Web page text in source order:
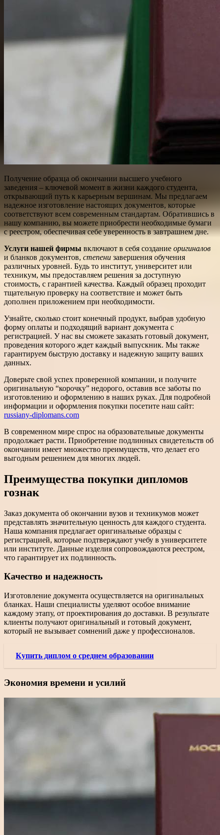
Получение образца об окончании высшего учебного
заведения – ключевой момент в жизни каждого студента,
открывающий путь к карьерным вершинам. Мы предлагаем
надежное изготовление настоящих документов, которые
соответствуют всем современным стандартам. Обратившись в
нашу компанию, вы можете приобрести необходимые бумаги
с реестром, обеспечивая себе уверенность в завтрашнем дне.
Услуги нашей фирмы включают в себя создание оригиналов
и бланков документов, степени завершения обучения
различных уровней. Будь то институт, университет или
техникум, мы предоставляем решения за доступную
стоимость, с гарантией качества. Каждый образец проходит
тщательную проверку на соответствие и может быть
дополнен приложением при необходимости.
Узнайте, сколько стоит конечный продукт, выбрав удобную
форму оплаты и подходящий вариант документа с
регистрацией. У нас вы сможете заказать готовый документ,
проведения которого ждет каждый выпускник. Мы также
гарантируем быструю доставку и надежную защиту ваших
данных.
Доверьте свой успех проверенной компании, и получите
оригинальную “корочку” недорого, оставив все заботы по
изготовлению и оформлению в наших руках. Для подробной
информации и оформления покупки посетите наш сайт:
russiany-diplomans.com
В современном мире спрос на образовательные документы
продолжает расти. Приобретение подлинных свидетельств об
окончании имеет множество преимуществ, что делает его
выгодным решением для многих людей.
Преимущества покупки дипломов
гознак
Заказ документа об окончании вузов и техникумов может
представлять значительную ценность для каждого студента.
Наша компания предлагает оригинальные образцы с
регистрацией, которые подтверждают учебу в университете
или институте. Данные изделия сопровождаются реестром,
что гарантирует их подлинность.
Качество и надежность
Изготовление документа осуществляется на оригинальных
бланках. Наши специалисты уделяют особое внимание
каждому этапу, от проектирования до доставки. В результате
клиенты получают оригинальный и готовый документ,
который не вызывает сомнений даже у профессионалов.
Купить диплом о среднем образовании
Экономия времени и усилий